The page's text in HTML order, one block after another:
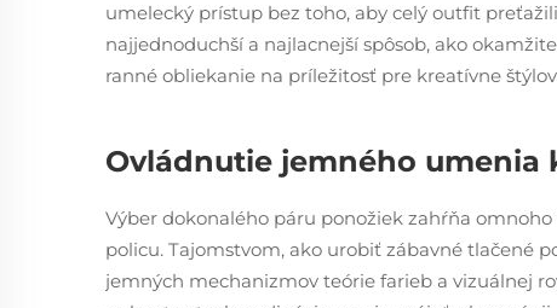
umelecký prístup bez toho, aby celý outfit
najjednoduchší a najlacnejší spôsob, ako
ranné obliekanie na príležitosť pre kreatívne
Ovládnutie jemného umenia
Výber dokonalého páru ponožiek zahŕňa
policu. Tajomstvom, ako urobiť zábavné tlačené
jemných mechanizmov teórie farieb a vizuálnej